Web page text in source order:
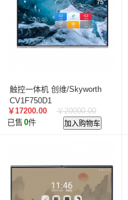
触控一体机 创维/Skyworth
CV1F750D1
￥17200.00
￥20000.00
已售 0件 加入购物车